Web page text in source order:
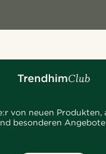
von neuen Produkten,
besonderen